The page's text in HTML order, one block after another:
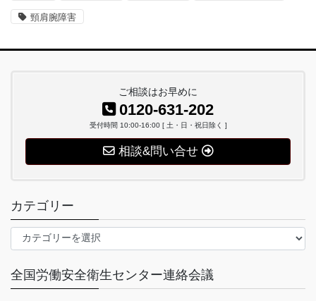
頸肩腕障害
ご相談はお早めに
0120-631-202
受付時間 10:00-16:00 [ 土・日・祝日除く ]
相談&問い合せ
カテゴリー
テ
リ
ー
全国労働安全衛生センター連絡会議